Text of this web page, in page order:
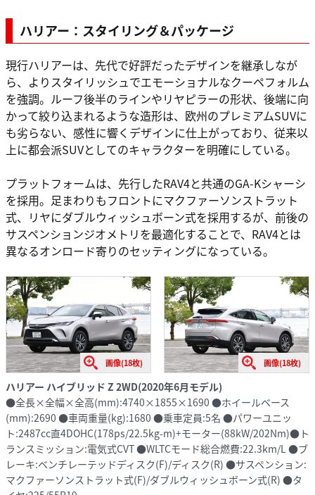
ハリアー：スタイリング＆パッケージ
現行ハリアーは、先代で好評だったデザインを継承しなが
ら、よりスタイリッシュでエモーショナルなクーペフォルム
を強調。ルーフ後半のラインやリヤピラーの形状、後端に向
かって絞り込まれるような造形は、欧州のプレミアムSUVに
も劣らない、感性に響くデザインに仕上がっており、従来以
上に都会派SUVとしてのキャラクターを明確にしている。
プラットフォームは、先行したRAV4と共通のGA-Kシャーシ
を採用。足まわりもフロントにマクファーソンストラット
式、リヤにダブルウィッシュボーン式を採用するが、前後の
サスペンションジオメトリを最適化することで、RAV4とは
異なるオンロード寄りのセッティングになっている。
画像(18枚) 画像(18枚)
ハリアー ハイブリッド Z 2WD(2020年6月モデル)
●全長×全幅×全高(mm):4740×1855×1690 ●ホイールベース
(mm):2690 ●車両重量(kg):1680 ●乗車定員:5名 ●パワーユニッ
ト:2487cc直4DOHC(178ps/22.5kg-m)+モーター(88kW/202Nm)●ト
ランスミッション:電気式CVT ●WLTCモード総合燃費:22.3km/L ●ブ
レーキ:ベンチレーテッドディスク(F)/ディスク(R) ●サスペンション:
マクファーソンストラット式(F)/ダブルウィッシュボーン式(R) ●タ